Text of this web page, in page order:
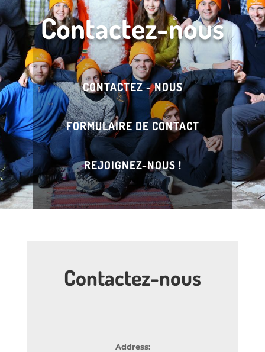
Contactez-nous
CONTACTEZ - NOUS
FORMULAIRE DE CONTACT
REJOIGNEZ-NOUS !
Contactez-nous
Address: